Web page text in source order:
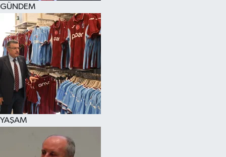
GÜNDEM
YAŞAM
SPOR
KÜLTÜR SANAT
FRAGMANLAR